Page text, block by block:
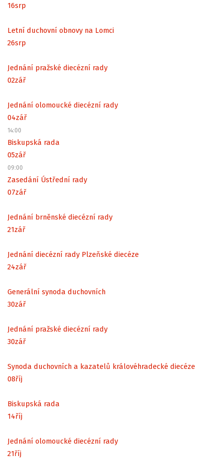
16srp
Letní duchovní obnovy na Lomci
26srp
Jednání pražské diecézní rady
02zář
Jednání olomoucké diecézní rady
04zář
14:00
Biskupská rada
05zář
09:00
Zasedání Ústřední rady
07zář
Jednání brněnské diecézní rady
21zář
Jednání diecézní rady Plzeňské diecéze
24zář
Generální synoda duchovních
30zář
Jednání pražské diecézní rady
30zář
Synoda duchovních a kazatelů královéhradecké diecéze
08říj
Biskupská rada
14říj
Jednání olomoucké diecézní rady
21říj